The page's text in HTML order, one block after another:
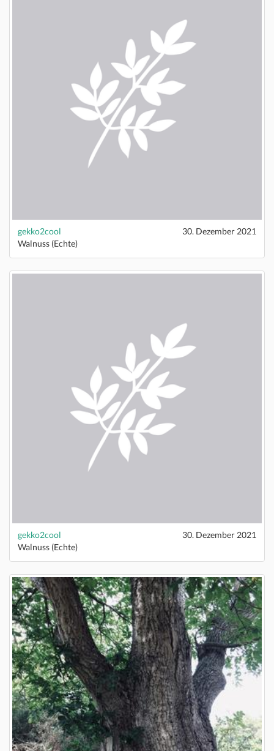
gekko2cool
30. Dezember 2021
Walnuss (Echte)
gekko2cool
30. Dezember 2021
Walnuss (Echte)